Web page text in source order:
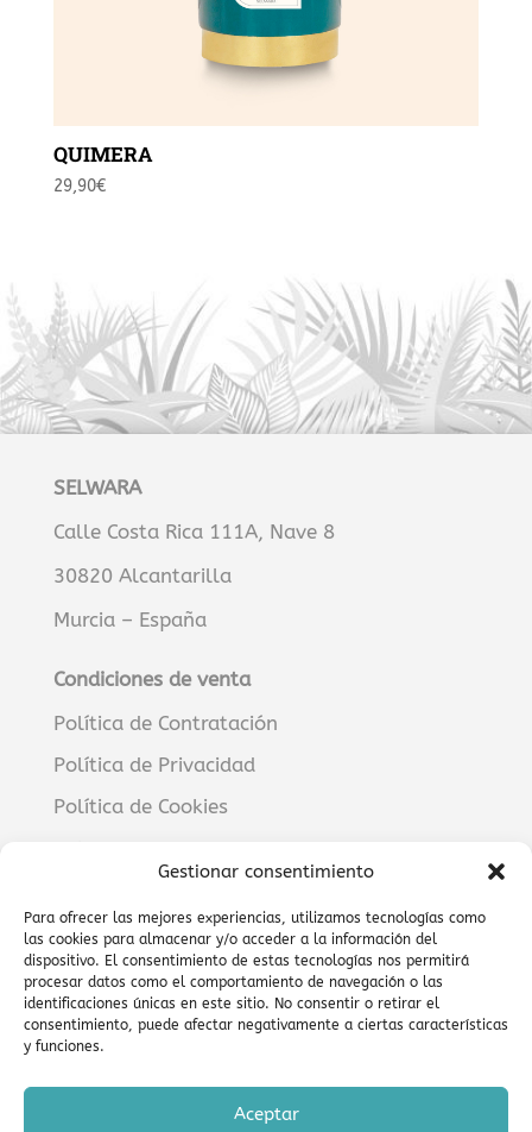
Gestionar consentimiento
Para ofrecer las mejores experiencias, utilizamos tecnologías como
las cookies para almacenar y/o acceder a la información del
dispositivo. El consentimiento de estas tecnologías nos permitirá
procesar datos como el comportamiento de navegación o las
identificaciones únicas en este sitio. No consentir o retirar el
consentimiento, puede afectar negativamente a ciertas características
y funciones.
Aceptar
QUIMERA
29,90€
SELWARA
Calle Costa Rica 111A, Nave 8
30820 Alcantarilla
Murcia – España
Condiciones de venta
Política de Contratación
Política de Privacidad
Política de Cookies
Aviso Legal
RECURSOS
Manuales
Guías paso a paso
Tutoriales
CONTACTO